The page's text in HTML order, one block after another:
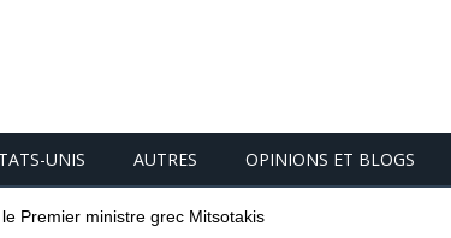
UNIS AUTRES OPINIONS ET BLOGS
Premier ministre grec Mitsotakis